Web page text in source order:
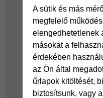
A sütik és más
megfelelő
elengedhetetlenek
másokat a
érdekében
az Ön által
űrlapok kitöltését,
biztosítsunk, vagy
Tájékoztató
fogyatékkal élő
ügyfelek részére
Hitelkártya
Cofidis Hitelkártya
Joker